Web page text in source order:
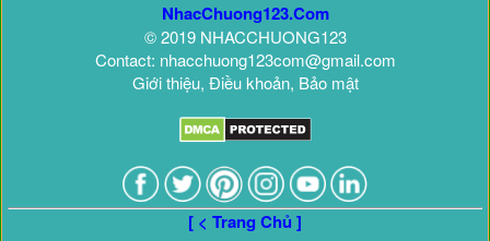
NhacChuong123.Com
© 2019 NHACCHUONG123
Contact: nhacchuong123com@gmail.com
Giới thiệu, Điều khoản, Bảo mật
[ < Trang Chủ ]